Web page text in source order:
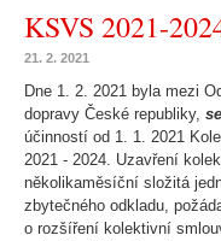
KSVS 2021-
21. 2. 2021
Dne 1. 2. 2021 byla mezi
dopravy České republiky,
účinností od 1. 1. 2021
2021 - 2024. Uzavření
několikaměsíční složitá
zbytečného odkladu,
o rozšíření kolektivní